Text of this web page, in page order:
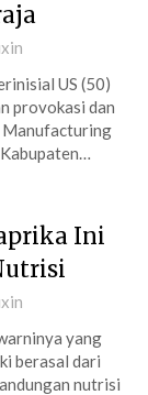
US (50)
provokasi dan
Manufacturing
Ini
yang
berasal dari
nutrisi